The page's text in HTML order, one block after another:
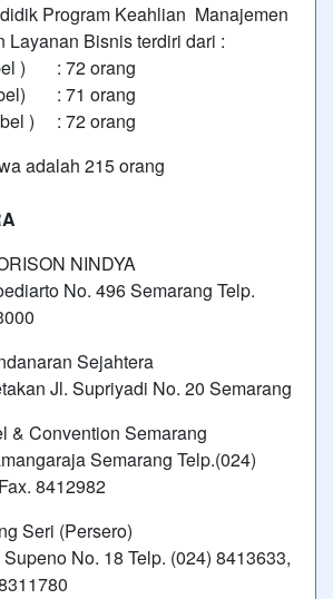
Program Keahlian Manajemen
Layanan Bisnis terdiri dari :
) : 72 orang
: 71 orang
) : 72 orang
adalah 215 orang
NINDYA
No. 496 Semarang Telp.
Sejahtera
Jl. Supriyadi No. 20 Semarang
& Convention Semarang
Semarang Telp.(024)
8412982
Seri (Persero)
No. 18 Telp. (024) 8413633,